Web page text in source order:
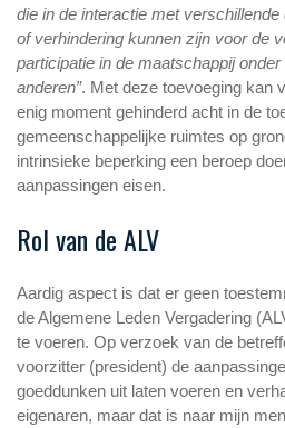
die in de interactie met
of verhindering kunnen zijn voor de
participatie in de maatschappij
anderen”. Met deze toevoeging kan
enig moment gehinderd acht in de
gemeenschappelijke ruimtes op
intrinsieke beperking een beroep
aanpassingen eisen.
Rol van de ALV
Aardig aspect is dat er geen
de Algemene Leden Vergadering
te voeren. Op verzoek van de
voorzitter (president) de
goeddunken uit laten voeren en
eigenaren, maar dat is naar mijn